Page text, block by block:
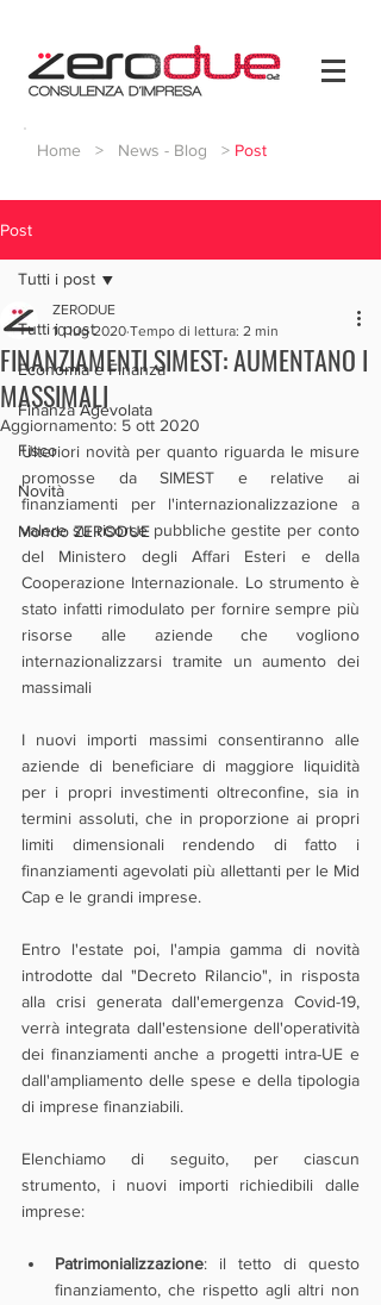
Home > News - Blog > Post
Post
Tutti i post
Economia e Finanza
Finanza Agevolata
Fisco
Novità
Mondo ZERODUE
Tutti i post
FINANZIAMENTI SIMEST: AUMENTANO I
MASSIMALI
ZERODUE
10 lug 2020 Tempo di lettura: 2 min
Aggiornamento: 5 ott 2020
Ulteriori novità per quanto riguarda le misure
promosse da SIMEST e relative ai
finanziamenti per l'internazionalizzazione a
valere su risorse pubbliche gestite per conto
del Ministero degli Affari Esteri e della
Cooperazione Internazionale. Lo strumento è
stato infatti rimodulato per fornire sempre più
risorse alle aziende che vogliono
internazionalizzarsi tramite un aumento dei
massimali
I nuovi importi massimi consentiranno alle
aziende di beneficiare di maggiore liquidità
per i propri investimenti oltreconfine, sia in
termini assoluti, che in proporzione ai propri
limiti dimensionali rendendo di fatto i
finanziamenti agevolati più allettanti per le Mid
Cap e le grandi imprese.
Entro l'estate poi, l'ampia gamma di novità
introdotte dal "Decreto Rilancio", in risposta
alla crisi generata dall'emergenza Covid-19,
verrà integrata dall'estensione dell'operatività
dei finanziamenti anche a progetti intra-UE e
dall'ampliamento delle spese e della tipologia
di imprese finanziabili.
Elenchiamo di seguito, per ciascun
strumento, i nuovi importi richiedibili dalle
imprese:
Patrimonializzazione: il tetto di questo
finanziamento, che rispetto agli altri non